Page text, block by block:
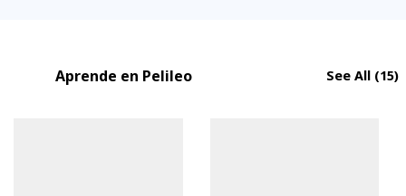
Aprende en Pelileo See All (15)